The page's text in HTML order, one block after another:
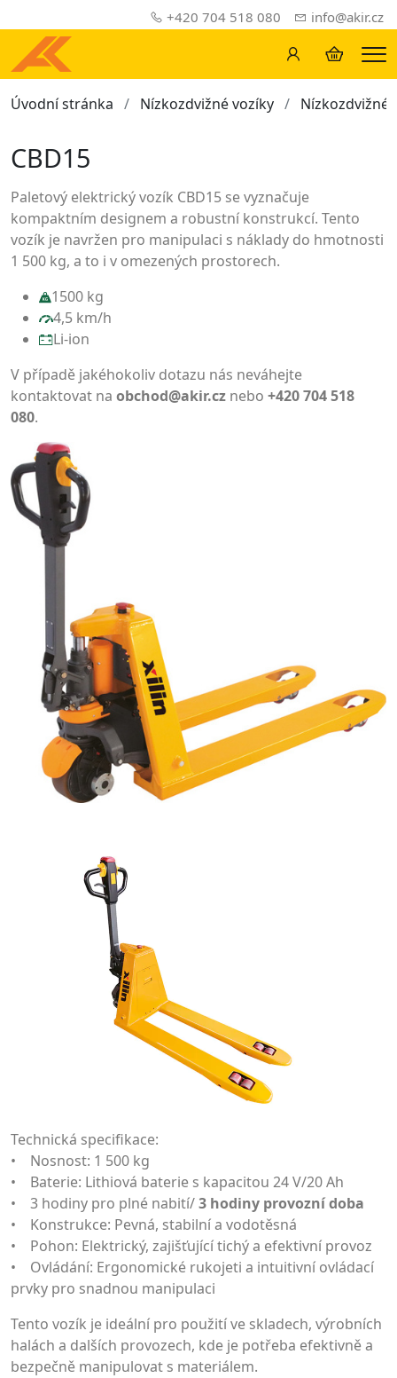
+420 704 518 080 info@akir.cz
Úvodní stránka Nízkozdvižné vozíky Nízkozdvižné
CBD15
Paletový elektrický vozík CBD15 se vyznačuje
kompaktním designem a robustní konstrukcí. Tento
vozík je navržen pro manipulaci s náklady do hmotnosti
1 500 kg, a to i v omezených prostorech.
1500 kg
4,5 km/h
Li-ion
V případě jakéhokoliv dotazu nás neváhejte
kontaktovat na obchod@akir.cz nebo +420 704 518
080.
Technická specifikace:
• Nosnost: 1 500 kg
• Baterie: Lithiová baterie s kapacitou 24 V/20 Ah
• 3 hodiny pro plné nabití/3 hodiny provozní doba
• Konstrukce: Pevná, stabilní a vodotěsná
• Pohon: Elektrický, zajišťující tichý a efektivní provoz
• Ovládání: Ergonomické rukojeti a intuitivní ovládací
prvky pro snadnou manipulaci
Tento vozík je ideální pro použití ve skladech, výrobních
halách a dalších provozech, kde je potřeba efektivně a
bezpečně manipulovat s materiálem.